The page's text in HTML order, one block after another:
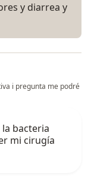
y diarrea y
i pregunta me podré
bacteria
mi cirugía